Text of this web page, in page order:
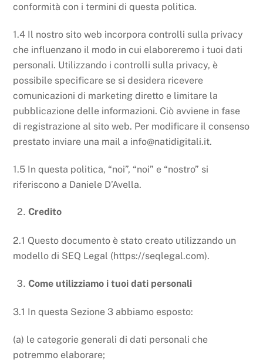
conformità con i termini di questa politica.
1.4 Il nostro sito web incorpora controlli sulla privacy
che influenzano il modo in cui elaboreremo i tuoi dati
personali. Utilizzando i controlli sulla privacy, è
possibile specificare se si desidera ricevere
comunicazioni di marketing diretto e limitare la
pubblicazione delle informazioni. Ciò avviene in fase
di registrazione al sito web. Per modificare il consenso
prestato inviare una mail a info@natidigitali.it.
1.5 In questa politica, “noi”, “noi” e “nostro” si
riferiscono a Daniele D’Avella.
Credito
2.1 Questo documento è stato creato utilizzando un
modello di SEQ Legal (https://seqlegal.com).
Come utilizziamo i tuoi dati personali
3.1 In questa Sezione 3 abbiamo esposto:
(a) le categorie generali di dati personali che
potremmo elaborare;